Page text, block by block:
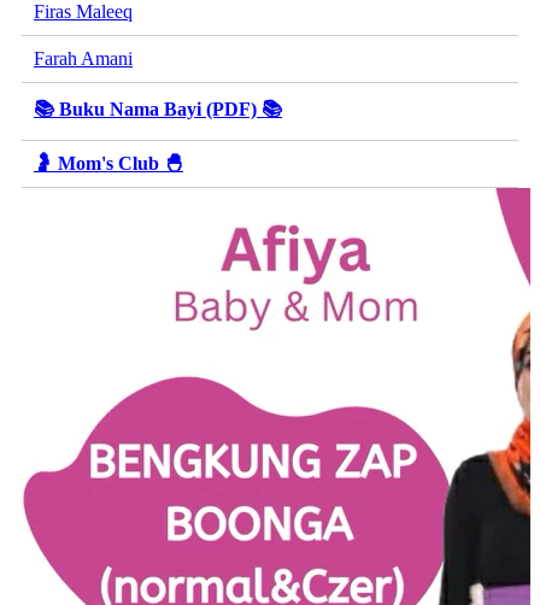
Firas Maleeq
Farah Amani
📚 Buku Nama Bayi (PDF) 📚
🤰 Mom's Club 🐣